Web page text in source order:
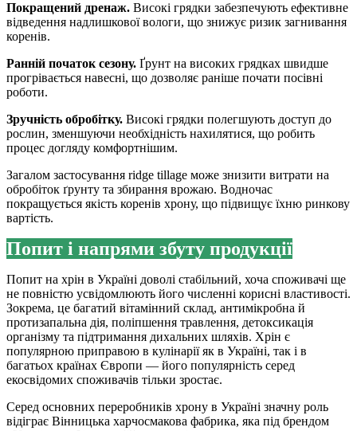
Покращений дренаж. Високі грядки забезпечують ефективне
відведення надлишкової вологи, що знижує ризик загнивання
коренів.
Ранній початок сезону. Ґрунт на високих грядках швидше
прогрівається навесні, що дозволяє раніше почати посівні
роботи.
Зручність обробітку. Високі грядки полегшують доступ до
рослин, зменшуючи необхідність нахилятися, що робить
процес догляду комфортнішим.
Загалом застосування ridge tillage може знизити витрати на
обробіток ґрунту та збирання врожаю. Водночас
покращується якість коренів хрону, що підвищує їхню ринкову
вартість.
Попит і напрями збуту продукції
Попит на хрін в Україні доволі стабільний, хоча споживачі ще
не повністю усвідомлюють його численні корисні властивості.
Зокрема, це багатий вітамінний склад, антимікробна й
протизапальна дія, поліпшення травлення, детоксикація
організму та підтримання дихальних шляхів. Хрін є
популярною приправою в кулінарії як в Україні, так і в
багатьох країнах Європи — його популярність серед
екосвідомих споживачів тільки зростає.
Серед основних переробників хрону в Україні значну роль
відіграє Вінницька харчосмакова фабрика, яка під брендом